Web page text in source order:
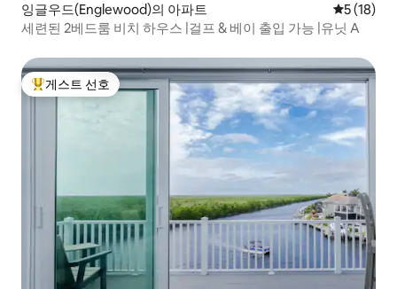
잉글우드(Englewood)의 아파트 평점 5점
5 (18)
세련된 2베드룸 비치 하우스 |걸프 & 베이 출입 가능 |유닛 A
상위 게스트 선호
게스트 선호